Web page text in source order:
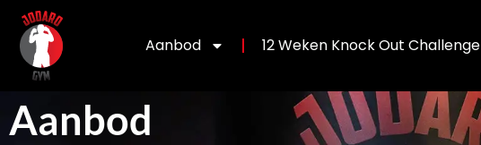
Aanbod 12 Weken Knock Out Challenge
Aanbod